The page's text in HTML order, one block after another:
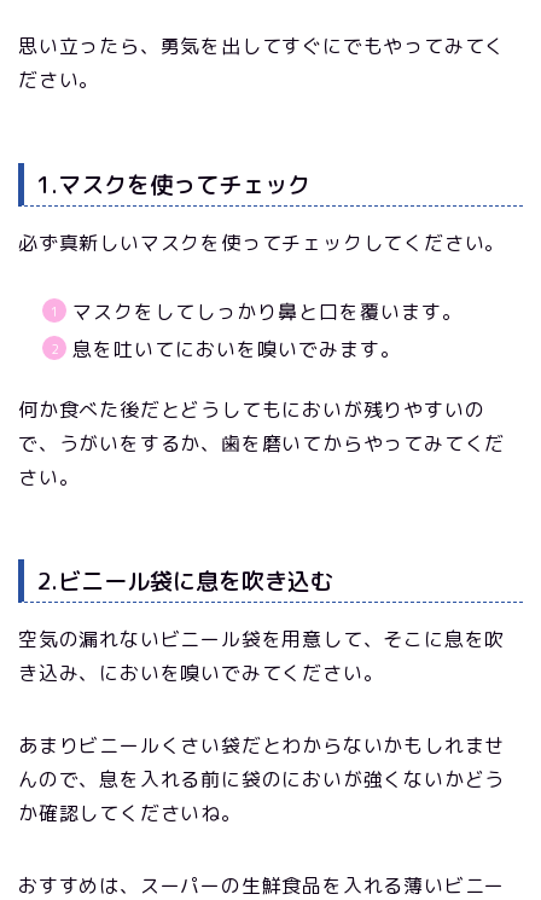
思い立ったら、勇気を出してすぐにでもやってみてく
ださい。
1.マスクを使ってチェック
必ず真新しいマスクを使ってチェックしてください。
マスクをしてしっかり鼻と口を覆います。
息を吐いてにおいを嗅いでみます。
何か食べた後だとどうしてもにおいが残りやすいの
で、うがいをするか、歯を磨いてからやってみてくだ
さい。
2.ビニール袋に息を吹き込む
空気の漏れないビニール袋を用意して、そこに息を吹
き込み、においを嗅いでみてください。
あまりビニールくさい袋だとわからないかもしれませ
んので、息を入れる前に袋のにおいが強くないかどう
か確認してくださいね。
おすすめは、スーパーの生鮮食品を入れる薄いビニー